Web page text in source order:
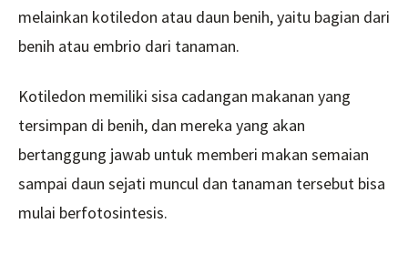
melainkan kotiledon atau daun benih, yaitu bagian dari
benih atau embrio dari tanaman.
Kotiledon memiliki sisa cadangan makanan yang
tersimpan di benih, dan mereka yang akan
bertanggung jawab untuk memberi makan semaian
sampai daun sejati muncul dan tanaman tersebut bisa
mulai berfotosintesis.